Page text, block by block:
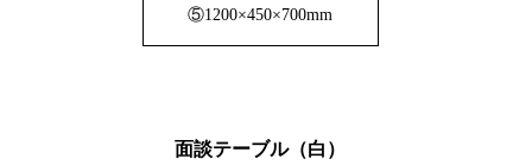
⑤1200×450×700mm
面談テーブル（白）